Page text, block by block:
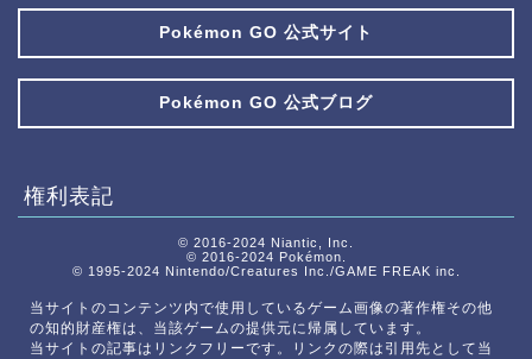
Pokémon GO 公式サイト
Pokémon GO 公式ブログ
権利表記
© 2016-2024 Niantic, Inc.
© 2016-2024 Pokémon.
© 1995-2024 Nintendo/Creatures Inc./GAME FREAK inc.
当サイトのコンテンツ内で使用しているゲーム画像の著作権その他
の知的財産権は、当該ゲームの提供元に帰属しています。
当サイトの記事はリンクフリーです。リンクの際は引用先として当